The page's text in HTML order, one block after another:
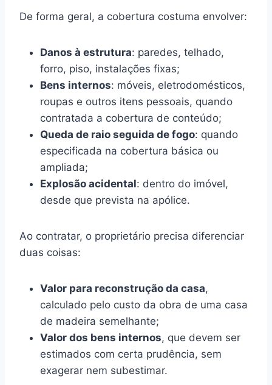
De forma geral, a cobertura costuma envolver:
Danos à estrutura: paredes, telhado,
forro, piso, instalações fixas;
Bens internos: móveis, eletrodomésticos,
roupas e outros itens pessoais, quando
contratada a cobertura de conteúdo;
Queda de raio seguida de fogo: quando
especificada na cobertura básica ou
ampliada;
Explosão acidental: dentro do imóvel,
desde que prevista na apólice.
Ao contratar, o proprietário precisa diferenciar
duas coisas:
Valor para reconstrução da casa,
calculado pelo custo da obra de uma casa
de madeira semelhante;
Valor dos bens internos, que devem ser
estimados com certa prudência, sem
exagerar nem subestimar.